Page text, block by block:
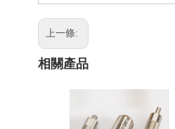
上一條:
相關產品